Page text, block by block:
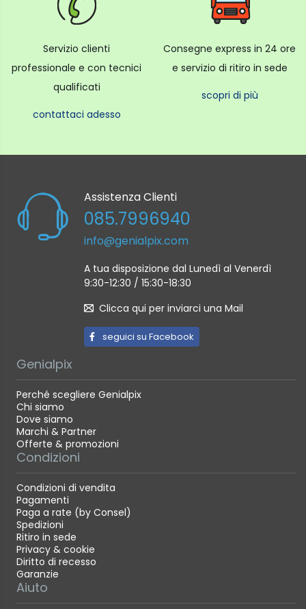
Servizio clienti
professionale e con tecnici
qualificati
contattaci adesso
Consegne express in 24 ore
e servizio di ritiro in sede
scopri di più
Assistenza Clienti
085.7996940
info@genialpix.com
A tua disposizione dal Lunedì al Venerdì
9:30-12:30 / 15:30-18:30
Clicca qui per inviarci una Mail
seguici su Facebook
Genialpix
Perché scegliere Genialpix
Chi siamo
Dove siamo
Marchi & Partner
Offerte & promozioni
Condizioni
Condizioni di vendita
Pagamenti
Paga a rate (by Consel)
Spedizioni
Ritiro in sede
Privacy & cookie
Diritto di recesso
Garanzie
Aiuto